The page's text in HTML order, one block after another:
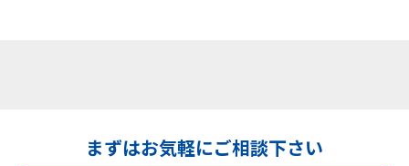
まずはお気軽にご相談下さい